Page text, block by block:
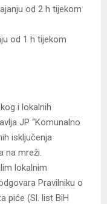
od 2 h tijekom
od 1 h tijekom
i lokalnih
JP “Komunalno
isključenja
na mreži.
lokalnim
Pravilniku o
piće (Sl. list BiH